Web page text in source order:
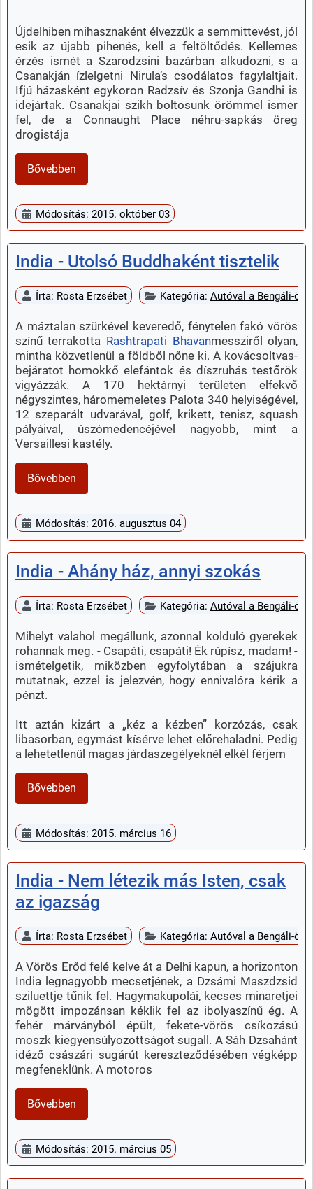
Újdelhiben mihasznaként élvezzük a semmittevést, jól
esik az újabb pihenés, kell a feltöltődés. Kellemes
érzés ismét a Szarodzsini bazárban alkudozni, s a
Csanakján ízlelgetni Nirula’s csodálatos fagylaltjait.
Ifjú házasként egykoron Radzsív és Szonja Gandhi is
idejártak. Csanakjai szikh boltosunk örömmel ismer
fel, de a Connaught Place néhru-sapkás öreg
drogistája
Bővebben
Módosítás: 2015. október 03
India - Utolsó Buddhaként tisztelik
Írta: Rosta Erzsébet Kategória: Autóval a Bengáli-
A máztalan szürkével keveredő, fénytelen fakó vörös
színű terrakotta Rashtrapati Bhavanmessziről olyan,
mintha közvetlenül a földből nőne ki. A kovácsoltvas-
bejáratot homokkő elefántok és díszruhás testőrök
vigyázzák. A 170 hektárnyi területen elfekvő
négyszintes, háromemeletes Palota 340 helyiségével,
12 szeparált udvarával, golf, krikett, tenisz, squash
pályáival, úszómedencéjével nagyobb, mint a
Versaillesi kastély.
Bővebben
Módosítás: 2016. augusztus 04
India - Ahány ház, annyi szokás
Írta: Rosta Erzsébet Kategória: Autóval a Bengáli-
Mihelyt valahol megállunk, azonnal kolduló gyerekek
rohannak meg. - Csapáti, csapáti! Ék rúpísz, madam! -
ismételgetik, miközben egyfolytában a szájukra
mutatnak, ezzel is jelezvén, hogy ennivalóra kérik a
pénzt.
Itt aztán kizárt a „kéz a kézben” korzózás, csak
libasorban, egymást kísérve lehet előrehaladni. Pedig
a lehetetlenül magas járdaszegélyeknél elkél férjem
Bővebben
Módosítás: 2015. március 16
India - Nem létezik más Isten, csak
az igazság
Írta: Rosta Erzsébet Kategória: Autóval a Bengáli-
A Vörös Erőd felé kelve át a Delhi kapun, a horizonton
India legnagyobb mecsetjének, a Dzsámi Maszdzsid
sziluettje tűnik fel. Hagymakupolái, kecses minaretjei
mögött impozánsan kéklik fel az ibolyaszínű ég. A
fehér márványból épült, fekete-vörös csíkozású
moszk kiegyensúlyozottságot sugall. A Sáh Dzsahánt
idéző császári sugárút kereszteződésében végképp
megfeneklünk. A motoros
Bővebben
Módosítás: 2015. március 05